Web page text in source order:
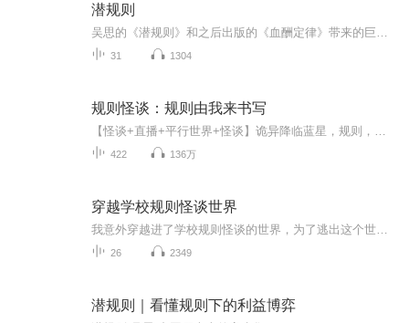
潜规则
31 1304
规则怪谈：规则由我来书写
422 136万
穿越学校规则怪谈世界
26 2349
潜规则｜看懂规则下的利益博弈